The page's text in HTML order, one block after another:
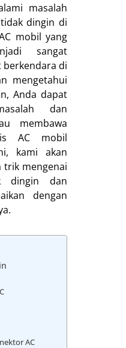
masalah
dingin di
mobil yang
sangat
berkendara di
mengetahui
Anda dapat
dan
membawa
AC mobil
kami akan
trik mengenai
dingin dan
dengan
AC